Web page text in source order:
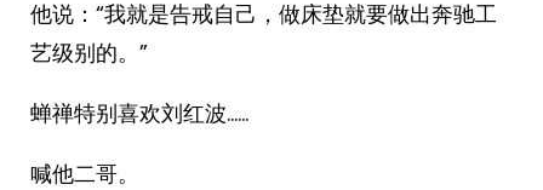
他说：“我就是告戒自己，做床垫就要做出奔驰工
艺级别的。”
蝉禅特别喜欢刘红波……
喊他二哥。